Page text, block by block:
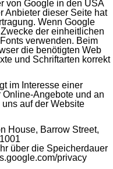
von Google in den USA
Anbieter dieser Seite hat
Wenn Google
der einheitlichen
verwenden. Beim
die benötigten Web
und Schriftarten korrekt
im Interesse einer
Angebote und an
auf der Website
House, Barrow Street,
über die Speicherdauer
privacy